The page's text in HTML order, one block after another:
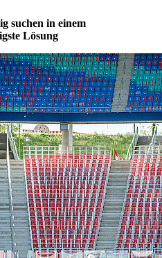
suchen in einem
Lösung